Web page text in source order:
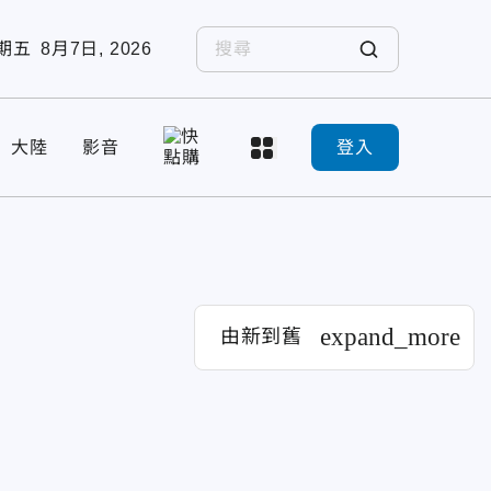
五 8月7日, 2026
大陸 影音 登入
由新到舊 expand_more